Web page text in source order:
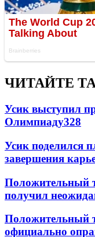
ЧИТАЙТЕ
Усик выступил
Олимпиаду328
Усик поделился
завершения
Положительный
получил
Положительный
официально